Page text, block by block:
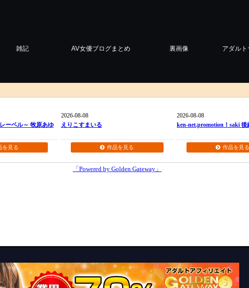
雑記 AV女優ブログまとめ 裏画像 アダル